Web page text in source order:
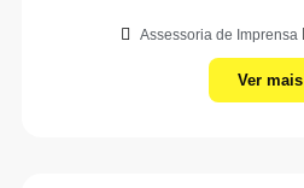
Assessoria de Imprensa
Ver mais